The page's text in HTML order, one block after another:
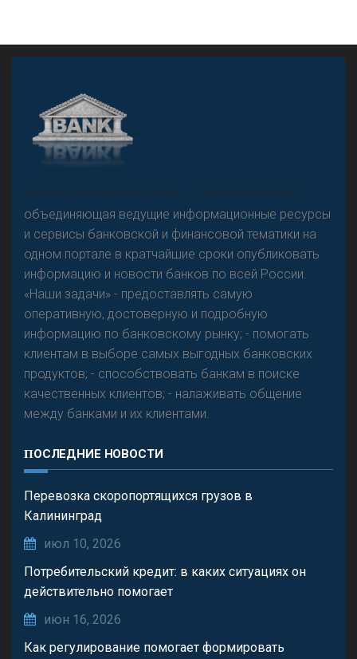
Резкого разворота на рынке автокредитов не
предвидится - «Интервью»
«Н
овости Банков России» – группа компаний,
объединяющая ведущие информационные ресурсы
и сервисы банковской и финансовой тематики на
одном портале в кратчайшие сроки опубликовать
информацию и новости банков по всей России.
«Наши задачи» - предоставлять самую
оперативную, достоверную и подробную
информацию по банковскому рынку; - помогать
клиентам в выборе самых выгодных банковских
продуктов; - способствовать банкам в поиске
качественных клиентов; - налаживать общение
между банками и их клиентами.
ПОСЛЕДНИЕ НОВОСТИ
Перевозка скоропортящихся грузов в
Калининград
июл 10, 2026
Потребительский кредит: в каких ситуациях он
действительно помогает
июн 16, 2026
Как регулирование помогает формировать